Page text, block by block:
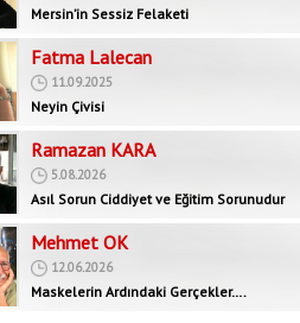
Neyin Çivisi
Ramazan KARA
5.08.2026
Asıl Sorun Ciddiyet ve Eğitim Sorunudur
Mehmet OK
12.06.2026
Maskelerin Ardındaki Gerçekler….
Bedrettin GÜNDEŞ
29.09.2025
İktidar muhalefeti devre dışı bırakarak yeni